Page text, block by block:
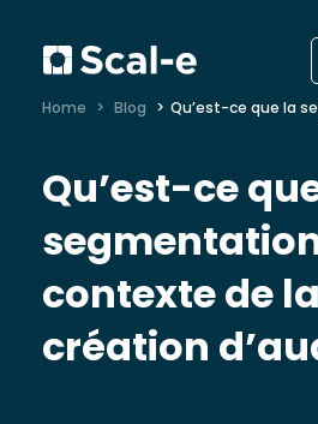
Home Blog Qu’est-ce que la segmentation dans le contexte de la création
Qu’est-ce
contexte de la
création